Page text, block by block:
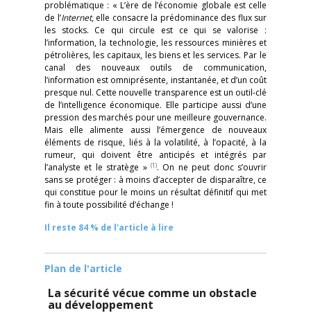
problématique : « L’ère de l’économie globale est celle
de l’Internet, elle consacre la prédominance des flux sur
les stocks. Ce qui circule est ce qui se valorise :
l’information, la technologie, les ressources minières et
pétrolières, les capitaux, les biens et les services. Par le
canal des nouveaux outils de communication,
l’information est omniprésente, instantanée, et d’un coût
presque nul. Cette nouvelle transparence est un outil-clé
de l’intelligence économique. Elle participe aussi d’une
pression des marchés pour une meilleure gouvernance.
Mais elle alimente aussi l’émergence de nouveaux
éléments de risque, liés à la volatilité, à l’opacité, à la
rumeur, qui doivent être anticipés et intégrés par
l’analyste et le stratège » (1). On ne peut donc s’ouvrir
sans se protéger : à moins d’accepter de disparaître, ce
qui constitue pour le moins un résultat définitif qui met
fin à toute possibilité d’échange !
Il reste 84 % de l'article à lire
Plan de l'article
La sécurité vécue comme un obstacle
au développement